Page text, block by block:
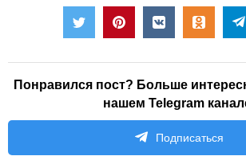
Понравился пост? Больше
нашем Telegram
Подписаться